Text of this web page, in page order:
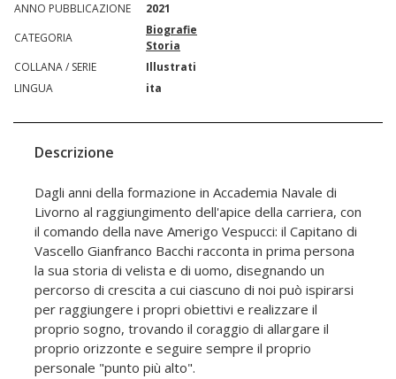
ANNO PUBBLICAZIONE
2021
CATEGORIA
Biografie
Storia
COLLANA / SERIE
Illustrati
LINGUA
ita
Descrizione
Dagli anni della formazione in Accademia Navale di
Livorno al raggiungimento dell'apice della carriera, con
il comando della nave Amerigo Vespucci: il Capitano di
Vascello Gianfranco Bacchi racconta in prima persona
la sua storia di velista e di uomo, disegnando un
percorso di crescita a cui ciascuno di noi può ispirarsi
per raggiungere i propri obiettivi e realizzare il
proprio sogno, trovando il coraggio di allargare il
proprio orizzonte e seguire sempre il proprio
personale "punto più alto".